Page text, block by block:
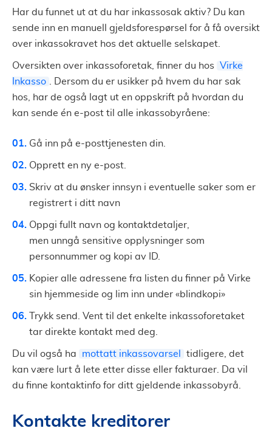
Har du funnet ut at du har inkassosak aktiv? Du kan
sende inn en manuell gjeldsforespørsel for å få oversikt
over inkassokravet hos det aktuelle selskapet.
Oversikten over inkassoforetak, finner du hos
Virke
Inkasso
. Dersom du er usikker på hvem du har sak
hos, har de også lagt ut en oppskrift på hvordan du
kan sende én e-post til alle inkassobyråene:
Gå inn på e-posttjenesten din.
Opprett en ny e-post.
Skriv at du ønsker innsyn i eventuelle saker som er
registrert i ditt navn
Oppgi fullt navn og kontaktdetaljer,
men unngå sensitive opplysninger som
personnummer og kopi av ID.
Kopier alle adressene fra listen du finner på Virke
sin hjemmeside og lim inn under «blindkopi»
Trykk send. Vent til det enkelte inkassoforetaket
tar direkte kontakt med deg.
Du vil også ha mottatt inkassovarsel
tidligere, det
kan være lurt å lete etter disse eller fakturaer. Da vil
du finne kontaktinfo for ditt gjeldende inkassobyrå.
Kontakte kreditorer